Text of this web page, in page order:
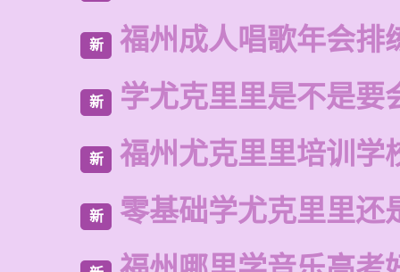
新 福州成人唱歌年会排
新 学尤克里里是不是要
新 福州尤克里里培训学
新 零基础学尤克里里还